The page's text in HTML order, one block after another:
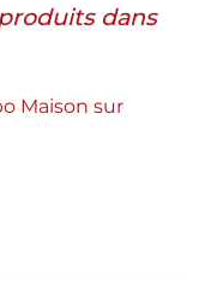
dans
Maison sur